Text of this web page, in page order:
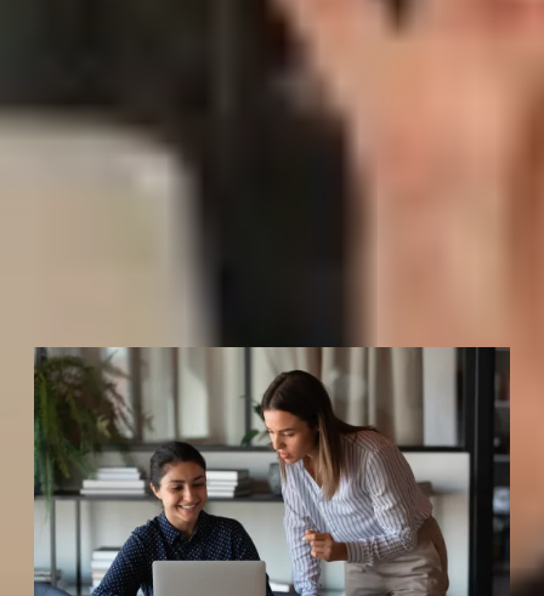
En intégrant cet outil dans votre accompagnement,
vous permettez aux porteurs de projet
connaître et de s’assurer que leur aventure
entrepreneuriale est un véritable choix aligné
avec leur personnalité et leurs objectifs